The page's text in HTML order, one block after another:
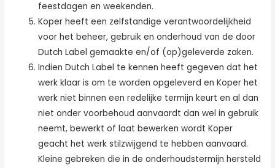
feestdagen en weekenden.
Koper heeft een zelfstandige verantwoordelijkheid
voor het beheer, gebruik en onderhoud van de door
Dutch Label gemaakte en/of (op)geleverde zaken.
Indien Dutch Label te kennen heeft gegeven dat het
werk klaar is om te worden opgeleverd en Koper het
werk niet binnen een redelijke termijn keurt en al dan
niet onder voorbehoud aanvaardt dan wel in gebruik
neemt, bewerkt of laat bewerken wordt Koper
geacht het werk stilzwijgend te hebben aanvaard.
Kleine gebreken die in de onderhoudstermijn hersteld